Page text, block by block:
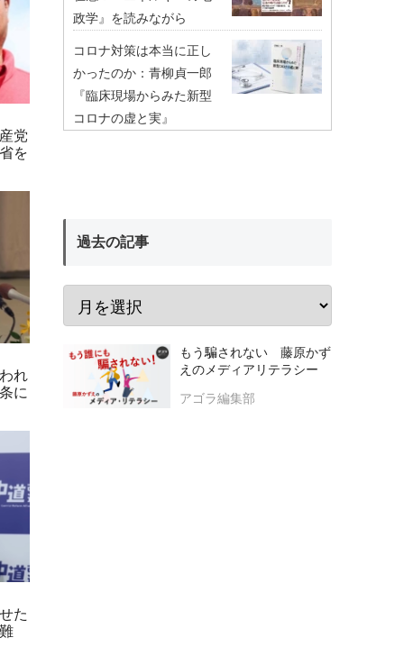
党
を
れ
に
た
政学』を読みながら
コロナ対策は本当に正し
かったのか：青柳貞一郎
『臨床現場からみた新型
コロナの虚と実』
過去の記事
もう騙されない 藤原かず
えのメディアリテラシー
アゴラ編集部